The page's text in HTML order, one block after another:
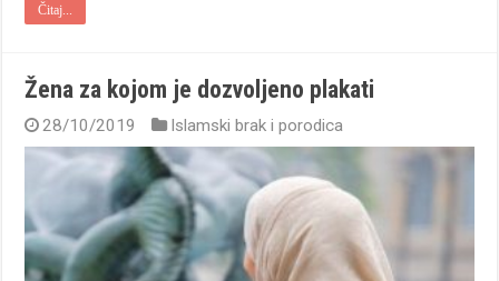
Čitaj...
Žena za kojom je dozvoljeno plakati
28/10/2019 Islamski brak i porodica